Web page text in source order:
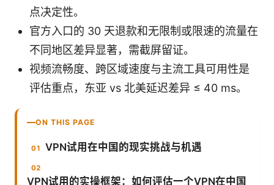
点决定性。
官方入口的 30 天退款和无限制或限速的流量在
不同地区差异显著，需截屏留证。
视频流畅度、跨区域速度与主流工具可用性是
评估重点，东亚 vs 北美延迟差异 ≤ 40 ms。
ON THIS PAGE
VPN试用在中国的现实挑战与机遇
VPN试用的实操框架：如何评估一个VPN在中国